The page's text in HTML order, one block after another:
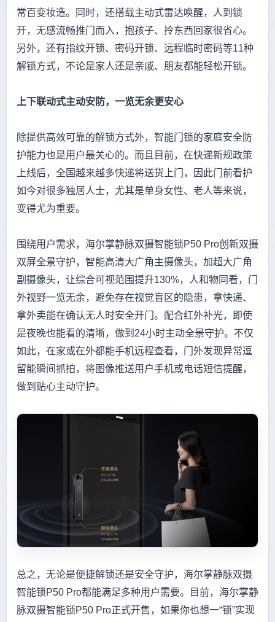
常百变妆造。同时，还搭载主动式雷达唤醒，人到锁
开，无感流畅推门而入，抱孩子、拎东西回家很省心。
另外，还有指纹开锁、密码开锁、远程临时密码等11种
解锁方式，不论是家人还是亲戚、朋友都能轻松开锁。
上下联动式主动安防，一览无余更安心
除提供高效可靠的解锁方式外，智能门锁的家庭安全防
护能力也是用户最关心的。而且目前，在快递新规政策
上线后，全国越来越多快递将送货上门，因此门前看护
如今对很多独居人士，尤其是单身女性、老人等来说，
变得尤为重要。
围绕用户需求，海尔掌静脉双摄智能锁P50 Pro创新双摄
双屏全景守护，智能高清大广角主摄像头，加超大广角
副摄像头，让综合可视范围提升130%，人和物同看，门
外视野一览无余，避免存在视觉盲区的隐患，拿快递、
拿外卖能在确认无人时安全开门。配合红外补光，即使
是夜晚也能看的清晰，做到24小时主动全景守护。不仅
如此，在家或在外都能手机远程查看，门外发现异常逗
留能瞬间抓拍，将图像推送用户手机或电话短信提醒，
做到贴心主动守护。
总之，无论是便捷解锁还是安全守护，海尔掌静脉双摄
智能锁P50 Pro都能满足多种用户需要。目前，海尔掌静
脉双摄智能锁P50 Pro正式开售，如果你也想一“锁”实现